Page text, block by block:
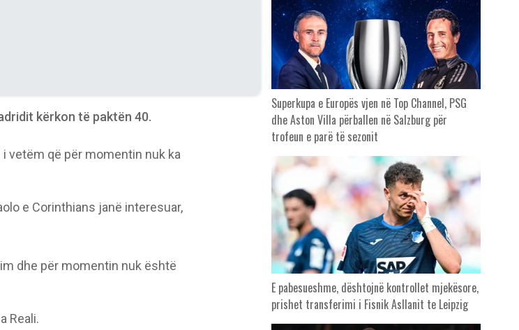
kërkon të paktën 40.
vetëm që për momentin nuk ka
e Corinthians janë interesuar,
dhe për momentin nuk është
Reali.
Superkupa e Europës vjen në Top Channel, PSG
dhe Aston Villa përballen në Salzburg për
trofeun e parë të sezonit
E pabesueshme, dështojnë kontrollet mjekësore,
prishet transferimi i Fisnik Asllanit te Leipzig